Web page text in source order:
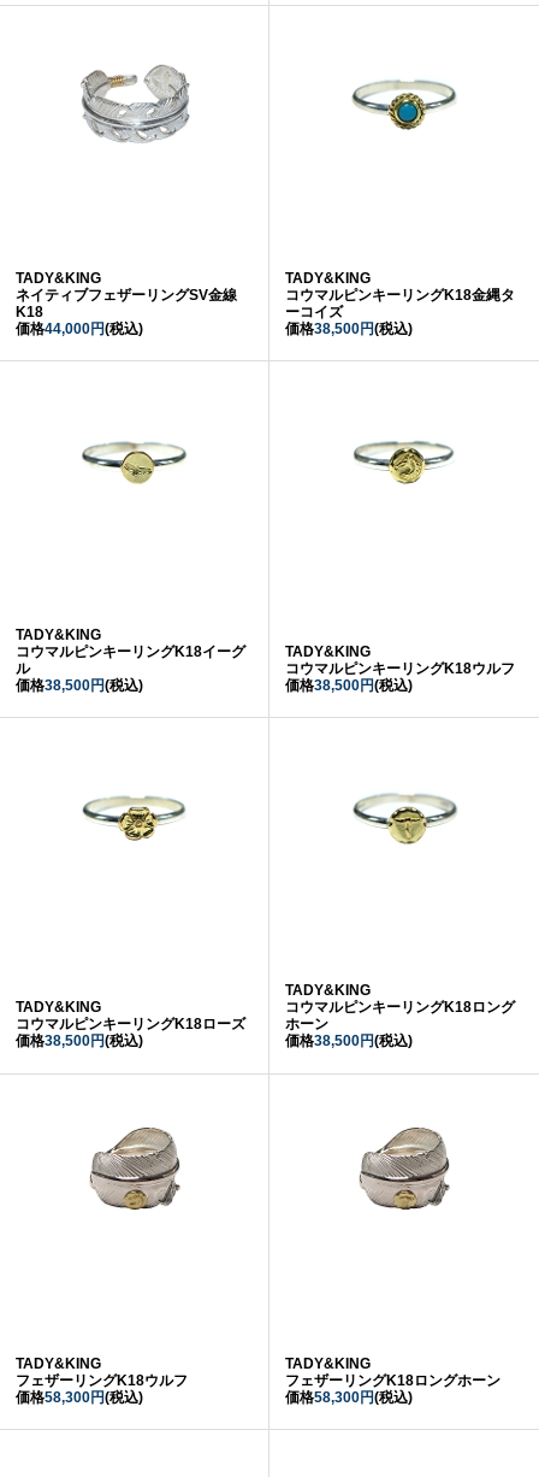
TADY&KING
ネイティブフェザーリングSV金線
K18
価格44,000円(税込)
TADY&KING
コウマルピンキーリングK18金縄タ
ーコイズ
価格38,500円(税込)
TADY&KING
コウマルピンキーリングK18イーグ
ル
価格38,500円(税込)
TADY&KING
コウマルピンキーリングK18ウルフ
価格38,500円(税込)
TADY&KING
コウマルピンキーリングK18ローズ
価格38,500円(税込)
TADY&KING
コウマルピンキーリングK18ロング
ホーン
価格38,500円(税込)
TADY&KING
フェザーリングK18ウルフ
価格58,300円(税込)
TADY&KING
フェザーリングK18ロングホーン
価格58,300円(税込)